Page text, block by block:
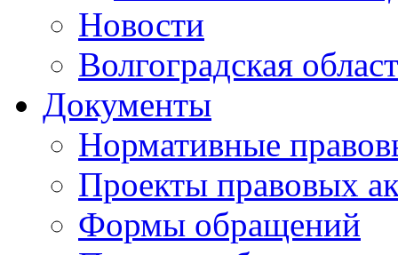
Новости
Волгоградская
Документы
Нормативные
Проекты правовых
Формы обращений